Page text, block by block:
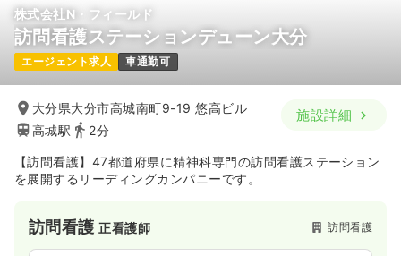
株式会社N・フィールド
訪問看護ステーションデューン大分
エージェント求人 車通勤可
大分県大分市高城南町9-19 悠高ビル
高城駅
2分
施設詳細
【訪問看護】47都道府県に精神科専門の訪問看護ステーション
を展開するリーディングカンパニーです。
訪問看護正看護師 訪問看護